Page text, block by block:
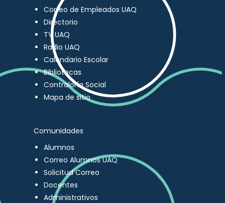
Correo de Empleados UAQ
Directorio
TV UAQ
Radio UAQ
Calendario Escolar
Bibliotecas
Contraloría Social
Mapa de sitio
Comunidades
Alumnos
Correo Alumnos UAQ
Solicitud Correo
Docentes
Administrativos